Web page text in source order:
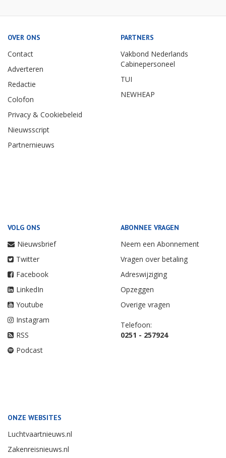
OVER ONS
Contact
Adverteren
Redactie
Colofon
Privacy & Cookiebeleid
Nieuwsscript
Partnernieuws
PARTNERS
Vakbond Nederlands
Cabinepersoneel
TUI
NEWHEAP
VOLG ONS
Nieuwsbrief
Twitter
Facebook
LinkedIn
Youtube
Instagram
RSS
Podcast
ABONNEE VRAGEN
Neem een Abonnement
Vragen over betaling
Adreswijziging
Opzeggen
Overige vragen
Telefoon:
0251 - 257924
ONZE WEBSITES
Luchtvaartnieuws.nl
Zakenreisnieuws.nl